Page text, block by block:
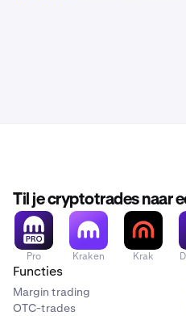
Til je cryptotrades naar
Pro Kraken Krak
Functies
Margin trading
OTC-trades